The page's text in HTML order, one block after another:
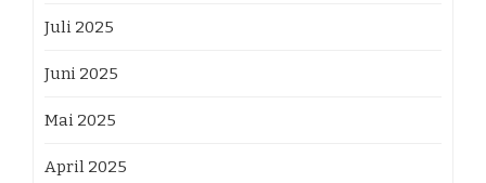
Juli 2025
Juni 2025
Mai 2025
April 2025